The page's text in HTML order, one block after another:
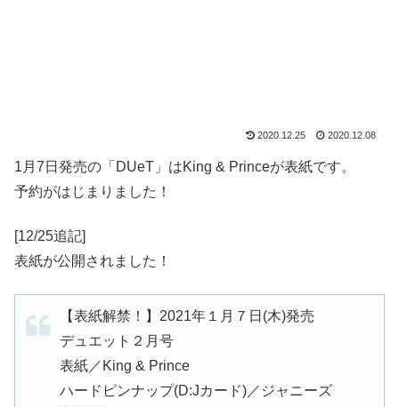
2020.12.25 2020.12.08
1月7日発売の「DUeT」はKing & Princeが表紙です。
予約がはじまりました！
[12/25追記]
表紙が公開されました！
【表紙解禁！】2021年１月７日(木)発売
デュエット２月号
表紙／King & Prince
ハードピンナップ(D:Jカード)／ジャニーズ